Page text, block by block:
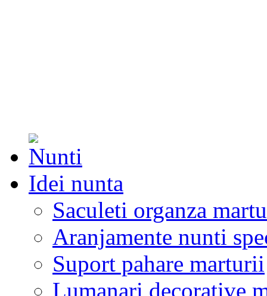
Idei nunta
Saculeti organza
Aranjamente nunti
Suport pahare marturii
Lumanari decorative